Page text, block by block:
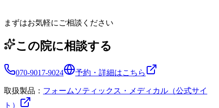
まずはお気軽にご相談ください
この院に相談する
070-9017-9024 予約・詳細はこちら
取扱製品： フォームソティックス・メディカル（公式サイ
ト）